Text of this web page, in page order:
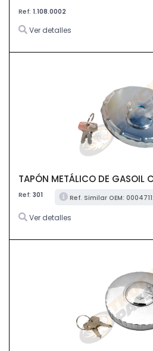
Ref: 1.108.0002
Ver detalles
TAPÓN METÁLICO DE GASOIL
Ref: 301 Ref. Similar OEM:
Ver detalles